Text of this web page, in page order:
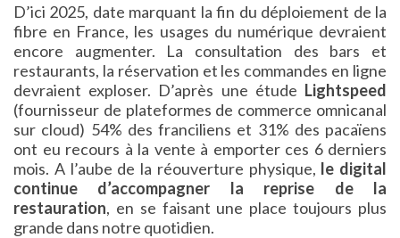
D’ici 2025, date marquant la fin du déploiement de la
fibre en France, les usages du numérique devraient
encore augmenter. La consultation des bars et
restaurants, la réservation et les commandes en ligne
devraient exploser. D’après une étude Lightspeed
(fournisseur de plateformes de commerce omnicanal
sur cloud) 54% des franciliens et 31% des pacaïens
ont eu recours à la vente à emporter ces 6 derniers
mois. A l’aube de la réouverture physique, le digital
continue d’accompagner la reprise de la
restauration, en se faisant une place toujours plus
grande dans notre quotidien.